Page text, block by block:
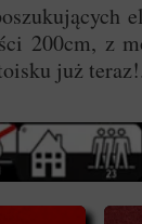
200cm, z
już